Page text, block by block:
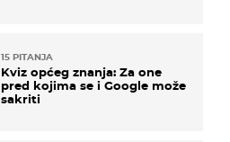
15 PITANJA
Kviz općeg znanja: Za one
pred kojima se i Google može
sakriti